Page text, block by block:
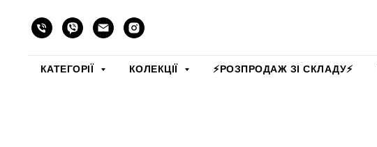
КАТЕГОРІЇ КОЛЕКЦІЇ ⚡️РОЗПРОДАЖ ЗІ СКЛАДУ⚡️